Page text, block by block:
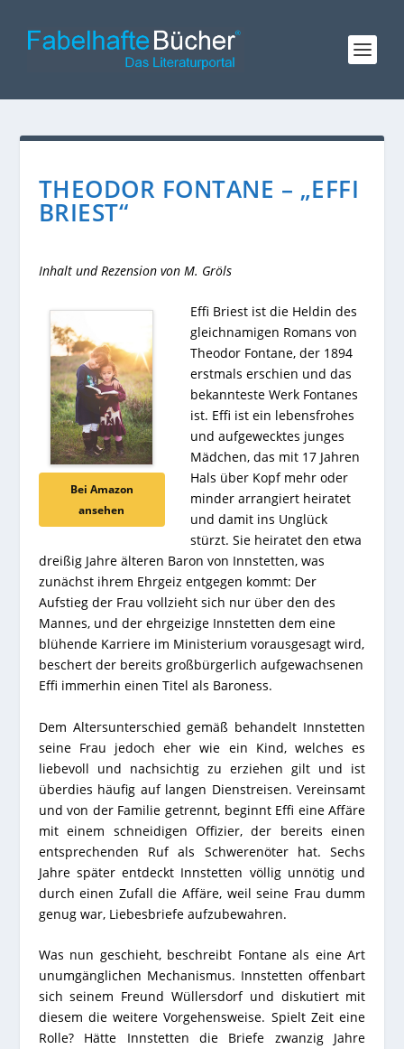
THEODOR FONTANE – „EFFI
BRIEST“
Inhalt und Rezension von M. Gröls
Bei Amazon
ansehen
Effi Briest ist die Heldin des
gleichnamigen Romans von
Theodor Fontane, der 1894
erstmals erschien und das
bekannteste Werk Fontanes
ist. Effi ist ein lebensfrohes
und aufgewecktes junges
Mädchen, das mit 17 Jahren
Hals über Kopf mehr oder
minder arrangiert heiratet
und damit ins Unglück
stürzt. Sie heiratet den etwa
dreißig Jahre älteren Baron von Innstetten, was
zunächst ihrem Ehrgeiz entgegen kommt: Der
Aufstieg der Frau vollzieht sich nur über den des
Mannes, und der ehrgeizige Innstetten dem eine
blühende Karriere im Ministerium vorausgesagt wird,
beschert der bereits großbürgerlich aufgewachsenen
Effi immerhin einen Titel als Baroness.
Dem Altersunterschied gemäß behandelt Innstetten
seine Frau jedoch eher wie ein Kind, welches es
liebevoll und nachsichtig zu erziehen gilt und ist
überdies häufig auf langen Dienstreisen. Vereinsamt
und von der Familie getrennt, beginnt Effi eine Affäre
mit einem schneidigen Offizier, der bereits einen
entsprechenden Ruf als Schwerenöter hat. Sechs
Jahre später entdeckt Innstetten völlig unnötig und
durch einen Zufall die Affäre, weil seine Frau dumm
genug war, Liebesbriefe aufzubewahren.
Was nun geschieht, beschreibt Fontane als eine Art
unumgänglichen Mechanismus. Innstetten offenbart
sich seinem Freund Wüllersdorf und diskutiert mit
diesem die weitere Vorgehensweise. Spielt Zeit eine
Rolle? Hätte Innstetten die Briefe zwanzig Jahre